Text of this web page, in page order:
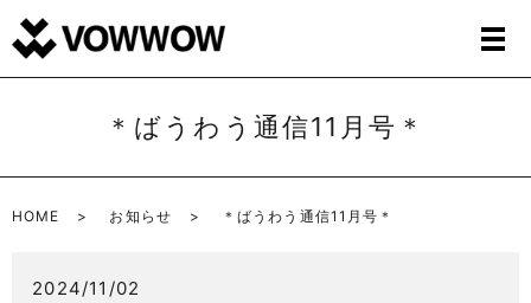
＊ばうわう通信11月号＊
HOME お知らせ ＊ばうわう通信11月号＊
2024/11/02